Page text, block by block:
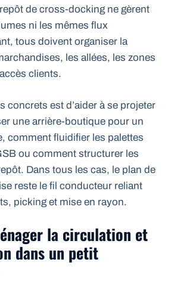
de cross-docking ne gèrent
ni les mêmes flux
tous doivent organiser la
les allées, les zones
clients.
concrets est d’aider à se projeter
une arrière-boutique pour un
comment fluidifier les palettes
ou comment structurer les
Dans tous les cas, le plan de
reste le fil conducteur reliant
picking et mise en rayon.
la circulation et
dans un petit